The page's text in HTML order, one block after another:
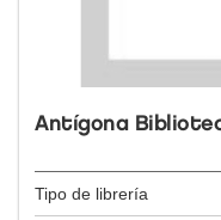
Antígona
Tipo de librería